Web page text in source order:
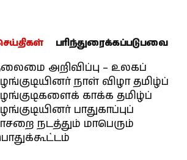
பரிந்துரைக்கப்படுபவை
அறிவிப்பு – உலகப்
நாள் விழா தமிழ்ப்
காக்க தமிழ்ப்
பாதுகாப்புப்
நடத்தும் மாபெரும்